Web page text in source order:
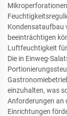
Kondensataufbau
beeinträchtigen
Luftfeuchtigkeit
Die in Einweg-
einzuhalten, was
Anforderungen an
Einrichtungen